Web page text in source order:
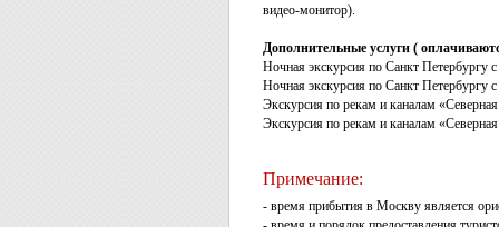
видео-монитор).
Дополнительные услуги (
Ночная экскурсия по Санкт Петербургу
Ночная экскурсия по Санкт Петербургу
Экскурсия по рекам и каналам
Экскурсия по рекам и каналам
Примечание:
- время прибытия в Москву является